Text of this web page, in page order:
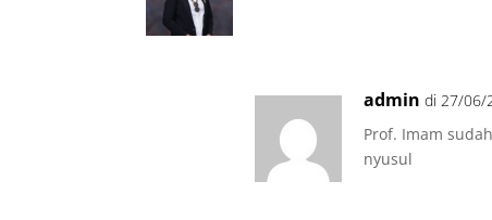
admin di 27/06/
Prof. Imam
nyusul